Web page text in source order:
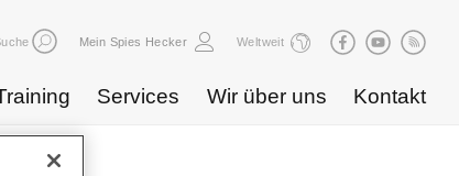
Mein Spies Hecker Weltweit
Services Wir über uns Kontakt